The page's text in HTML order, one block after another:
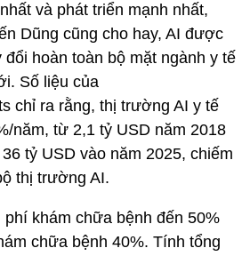
và phát triển mạnh nhất,
Dũng cũng cho hay, AI được
hoàn toàn bộ mặt ngành y tế
Số liệu của
chỉ ra rằng, thị trường AI y tế
năm, từ 2,1 tỷ USD năm 2018
tỷ USD vào năm 2025, chiếm
thị trường AI.
phí khám chữa bệnh đến 50%
chữa bệnh 40%. Tính tổng